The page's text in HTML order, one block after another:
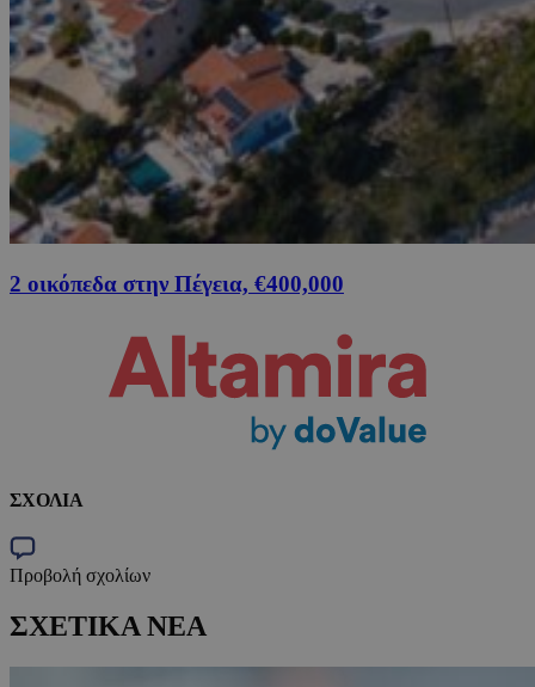
2 οικόπεδα στην Πέγεια, €400,000
ΣΧΟΛΙΑ
Προβολή σχολίων
ΣΧΕΤΙΚΑ ΝΕΑ